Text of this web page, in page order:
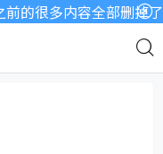
的很多内容全部删掉